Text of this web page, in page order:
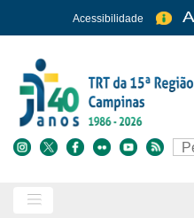
para
conteúdo
principal
Acessibilidade
Buscar